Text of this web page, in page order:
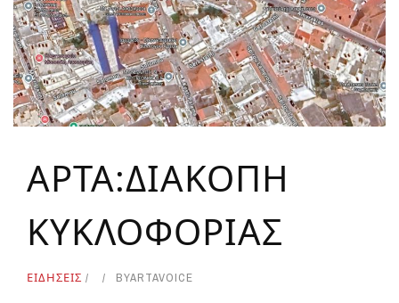
ΑΡΤΑ:ΔΙΑΚΟΠΗ
ΚΥΚΛΟΦΟΡΙΑΣ
ΕΙΔΗΣΕΙΣ BYARTAVOICE